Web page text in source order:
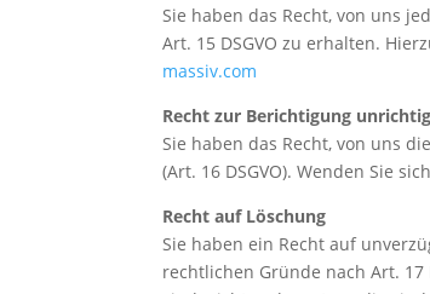
Sie haben das Recht, von uns
Art. 15 DSGVO zu erhalten.
massiv.com
Recht zur Berichtigung
Sie haben das Recht, von uns
(Art. 16 DSGVO). Wenden Sie
Recht auf Löschung
Sie haben ein Recht auf
rechtlichen Gründe nach Art.